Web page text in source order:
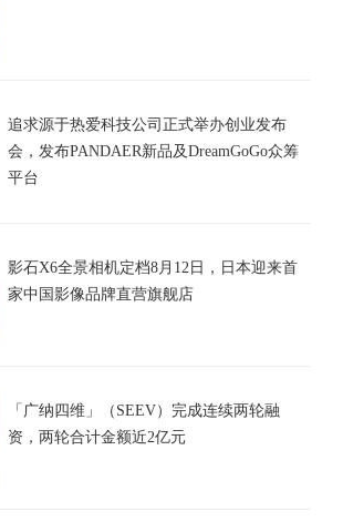
追求源于热爱科技公司正式举办创业发布
会，发布PANDAER新品及DreamGoGo众筹
平台
影石X6全景相机定档8月12日，日本迎来首
家中国影像品牌直营旗舰店
「广纳四维」（SEEV）完成连续两轮融
资，两轮合计金额近2亿元